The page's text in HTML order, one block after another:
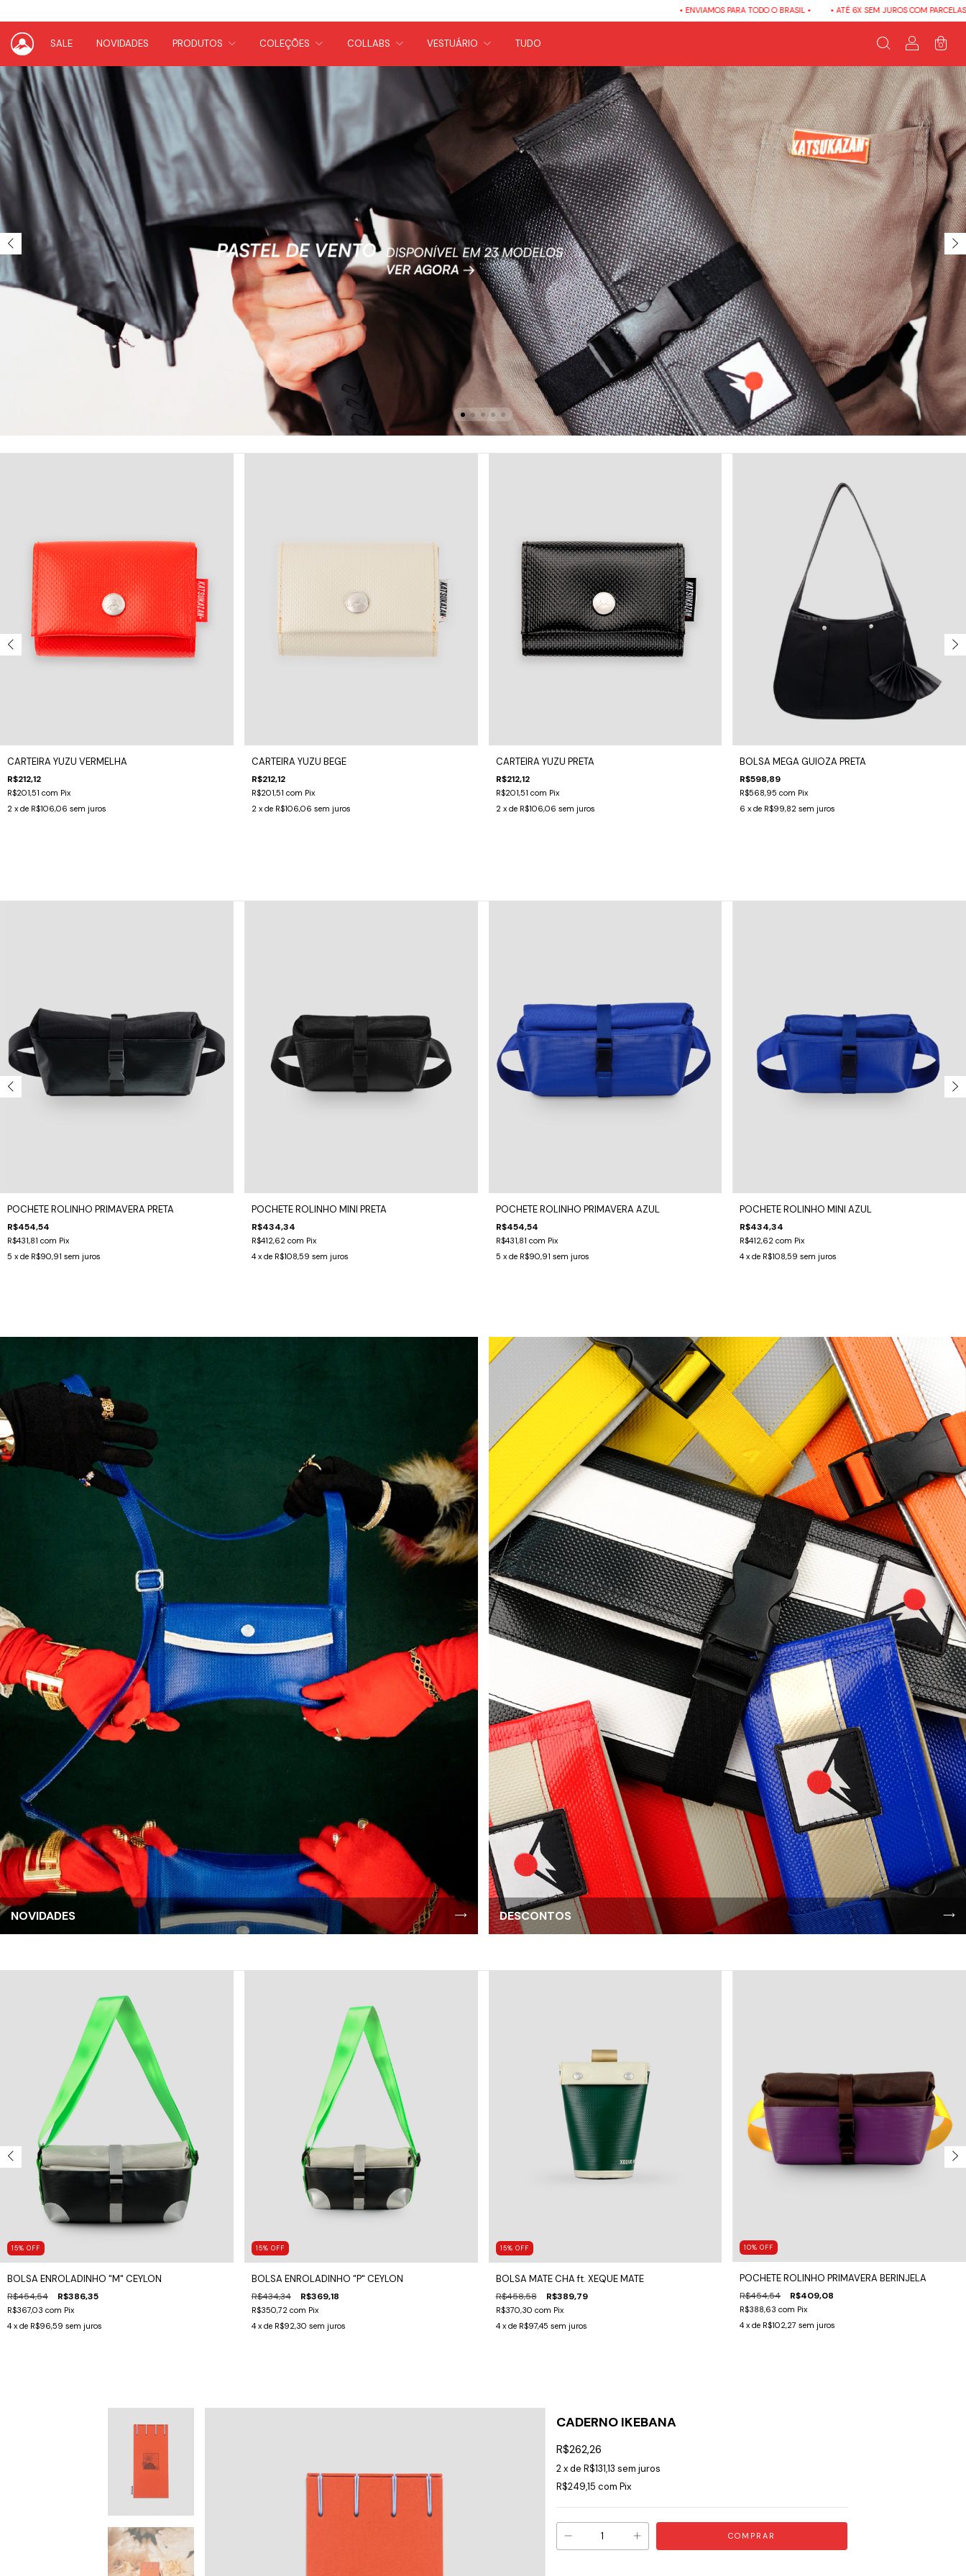
• ATÉ 6X SEM JUROS COM PARCELAS MÍNIMAS DE R$90,00 / DESCONTO DE
SALE NOVIDADES PRODUTOS COLEÇÕES COLLABS VESTUÁRIO TUDO 0
CARTEIRA YUZU VERMELHA
R$212,12
R$201,51 com Pix
2 x de R$106,06 sem juros
CARTEIRA YUZU BEGE
R$212,12
R$201,51 com Pix
2 x de R$106,06 sem juros
CARTEIRA YUZU PRETA
R$212,12
R$201,51 com Pix
2 x de R$106,06 sem juros
BOLSA MEGA GUIOZA PRETA
R$598,89
R$568,95com Pix
6 x de R$99,82 sem juros
POCHETE ROLINHO PRIMAVERA PRETA
R$454,54
R$431,81 com Pix
5 x de R$90,91 sem juros
POCHETE ROLINHO MINI PRETA
R$434,34
R$412,62 com Pix
4 x de R$108,59 sem juros
POCHETE ROLINHO PRIMAVERA AZUL
R$454,54
R$431,81 com Pix
5 x de R$90,91 sem juros
POCHETE ROLINHO MINI AZUL
R$434,34
R$412,62com Pix
4 x de R$108,59 sem juros
NOVIDADES DESCONTOS
15% OFF
BOLSA ENROLADINHO "M" CEYLON
R$454,54 R$386,35
R$367,03 com Pix
4 x de R$96,59 sem juros
15% OFF
BOLSA ENROLADINHO "P" CEYLON
R$434,34 R$369,18
R$350,72 com Pix
4 x de R$92,30 sem juros
15% OFF
BOLSA MATE CHA ft. XEQUE MATE
R$458,58 R$389,79
R$370,30 com Pix
4 x de R$97,45 sem juros
10%OFF
POCHETE ROLINHO PRIMAVERA BERINJELA
R$454,54 R$409,08
R$388,63com Pix
4 x de R$102,27 sem juros
CADERNO IKEBANA
R$262,26
2x deR$131,13 sem juros
R$249,15com Pix